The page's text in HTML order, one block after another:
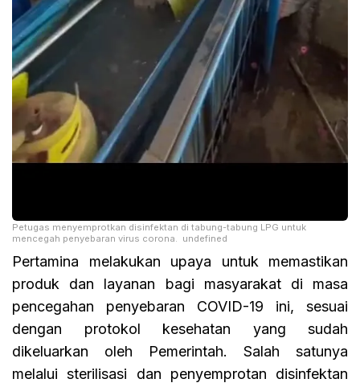
Petugas menyemprotkan disinfektan di tabung-tabung LPG untuk
mencegah penyebaran virus corona. undefined
Pertamina melakukan upaya untuk memastikan
produk dan layanan bagi masyarakat di masa
pencegahan penyebaran COVID-19 ini, sesuai
dengan protokol kesehatan yang sudah
dikeluarkan oleh Pemerintah. Salah satunya
melalui sterilisasi dan penyemprotan disinfektan